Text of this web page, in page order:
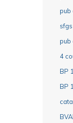
pub
sfgs
pub
4
BP
BP